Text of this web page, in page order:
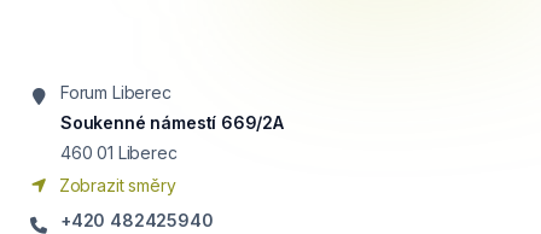
Forum Liberec
Soukenné námestí 669/2A
460 01 Liberec
Zobrazit směry
+420 482425940